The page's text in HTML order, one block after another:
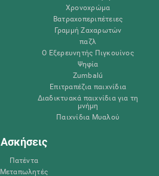
Χρονοχρώμα
Βατραχοπεριπέτειες
Γραμμή Ζαχαρωτών
παζλ
Ο Εξερευνητής Πιγκουίνος
Ψηφία
Zumbalú
Επιτραπέζια παιχνίδια
Διαδικτυακά παιχνίδια για τη
μνήμη
Παιχνίδια Μυαλού
Ασκήσεις
Πατέντα
Μεταπωλητές